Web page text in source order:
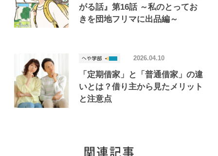
がる話』第16話 ～私のとってお
きを団地フリマに出品編～
「定期借家」と「普通借家」の違
いとは？借り主から見たメリット
と注意点
2026.04.10